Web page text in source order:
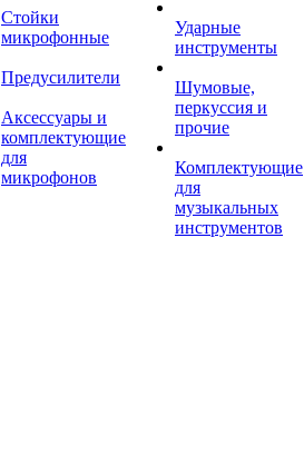
Стойки
микрофонные
Предусилители
Аксессуары и
комплектующие
для
микрофонов
Ударные
инструменты
Шумовые,
перкуссия и
прочие
Комплектующие
для
музыкальных
инструментов